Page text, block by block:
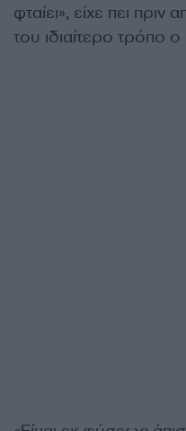
φταίει», είχε πει πριν
του ιδιαίτερο τρόπο